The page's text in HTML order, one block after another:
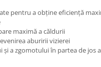
pentru a obține eficiență
maximă a căldurii
aburirii vizierei
și a zgomotului în partea de jos